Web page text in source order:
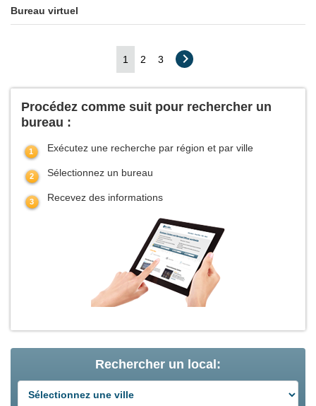
Bureau virtuel
1 2 3
Procédez comme suit pour rechercher un
bureau :
Exécutez une recherche par région et par ville
Sélectionnez un bureau
Recevez des informations
Rechercher un local: